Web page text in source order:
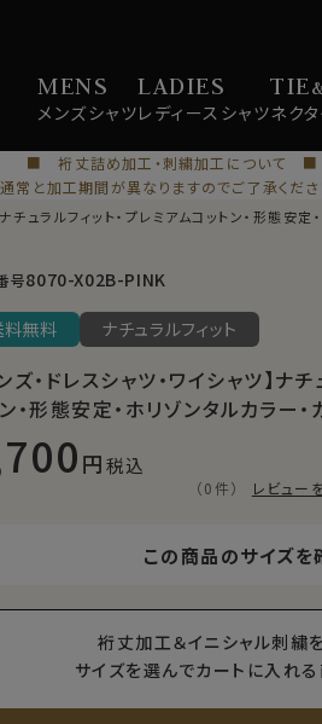
MENS
メンズシャツ
LADIES
レディース シャツ
TIE&
ネクタ
■ 裄丈詰め加工・刺繍加工について ■
常と加工期間が異なりますのでご了承くだ
チュラルフィット・プレミアムコットン・形態安
号8070-X02B-PINK
料無料 ナチュラルフィット
ズ・ドレスシャツ・ワイシャツ】ナ
・形態安定・ホリゾンタルカラー・
税込
（0件） レビュー
この商品のサイズを
裄丈加工＆イニシャル刺繍
サイズを選んでカートに入れ